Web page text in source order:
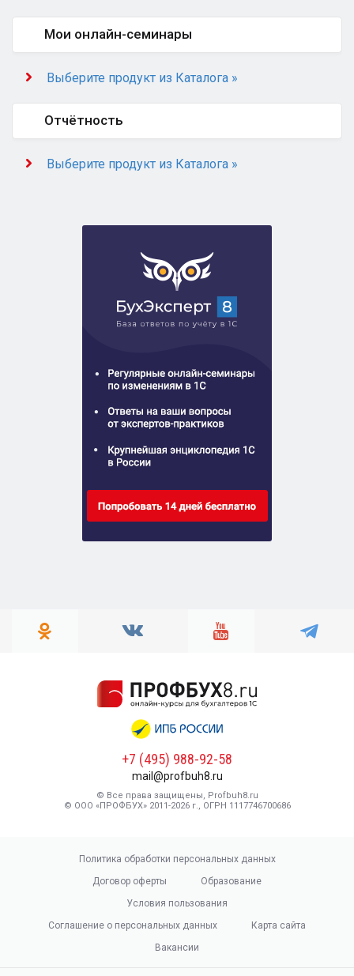
Мои онлайн-семинары
Выберите продукт из Каталога »
Отчётность
Выберите продукт из Каталога »
+7 (495) 988-92-58
mail@profbuh8.ru
© Все права защищены, Profbuh8.ru
© ООО «ПРОФБУХ» 2011-2026 г., ОГРН 1117746700686
Политика обработки персональных данных
Договор оферты
Образование
Условия пользования
Соглашение о персональных данных
Карта сайта
Вакансии